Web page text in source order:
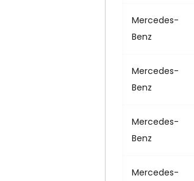
Mercedes-
Benz
Mercedes-
Benz
Mercedes-
Benz
Mercedes-